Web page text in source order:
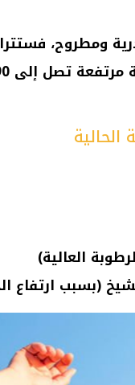
ومطروح،
الحالية
العالية)
(بسبب ارتفاع